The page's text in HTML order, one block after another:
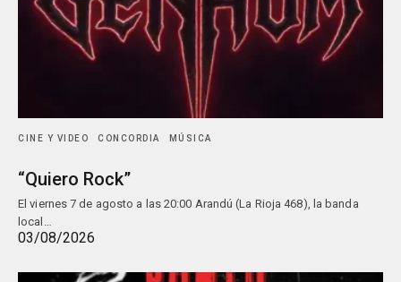
CINE Y VIDEO CONCORDIA MÚSICA
“Quiero Rock”
El viernes 7 de agosto a las 20:00 Arandú (La Rioja 468), la banda
local…
03/08/2026